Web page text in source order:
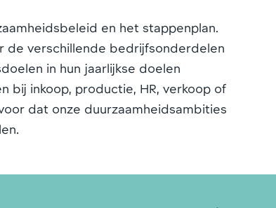
en het stappenplan.
verschillende bedrijfsonderdelen
in hun jaarlijkse doelen
bij inkoop, productie, HR, verkoop of
dat onze duurzaamheidsambities